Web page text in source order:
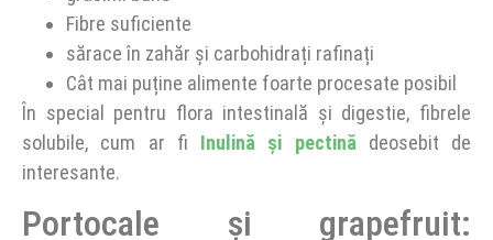
Fibre suficiente
sărace în zahăr și carbohidrați rafinați
Cât mai puține alimente foarte procesate posibil
În special pentru flora intestinală și digestie, fibrele
solubile, cum ar fi Inulină și pectină deosebit de
interesante.
Portocale și grapefruit: